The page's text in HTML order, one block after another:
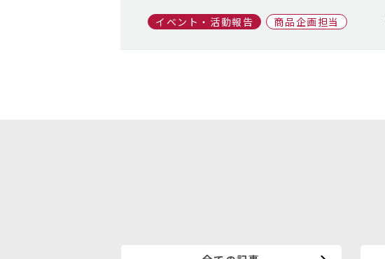
イベント・活動報告 商品企画担当